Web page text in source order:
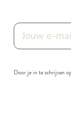
Door je in te schrijven